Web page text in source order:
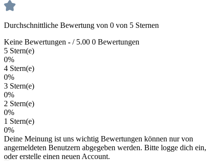
Durchschnittliche Bewertung von 0 von 5 Sternen
Keine Bewertungen - / 5.00 0 Bewertungen
5 Stern(e)
0%
4 Stern(e)
0%
3 Stern(e)
0%
2 Stern(e)
0%
1 Stern(e)
0%
Deine Meinung ist uns wichtig Bewertungen können nur von
angemeldeten Benutzern abgegeben werden. Bitte logge dich ein,
oder erstelle einen neuen Account.